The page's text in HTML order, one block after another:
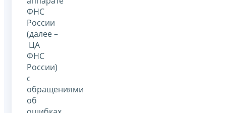
ФНС
России
(далее –
ЦА
ФНС
России)
с
обращениями
об